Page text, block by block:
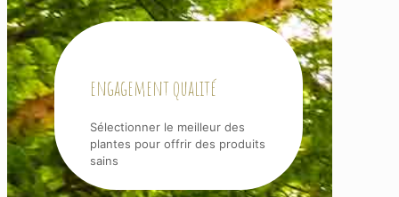
engagement qualité
Sélectionner le meilleur des
plantes pour offrir des produits
sains